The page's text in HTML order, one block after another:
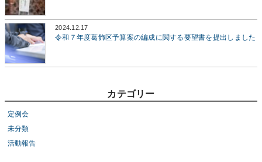
2024.12.17
令和７年度葛飾区予算案の編成に関する要望書を提出しました
カテゴリー
定例会
未分類
活動報告